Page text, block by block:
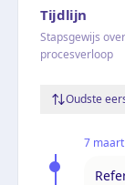
Tijdlijn
Stapsgewijs
procesverloop
Oudste
7